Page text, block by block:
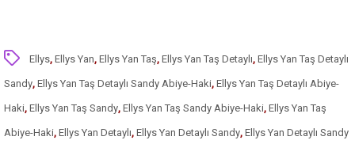
Ellys, Ellys Yan, Ellys Yan Taş, Ellys Yan Taş Detaylı, Ellys Yan Taş Detaylı
Sandy, Ellys Yan Taş Detaylı Sandy Abiye-Haki, Ellys Yan Taş Detaylı Abiye-
Haki, Ellys Yan Taş Sandy, Ellys Yan Taş Sandy Abiye-Haki, Ellys Yan Taş
Abiye-Haki, Ellys Yan Detaylı, Ellys Yan Detaylı Sandy, Ellys Yan Detaylı Sandy